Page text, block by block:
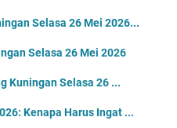
Selasa 26 Mei 2026...
Selasa 26 Mei 2026
Kuningan Selasa 26 ...
Kenapa Harus Ingat ...